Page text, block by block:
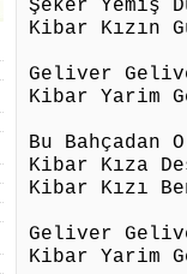
Şeker Yemiş
Kibar Kızın
Geliver
Kibar Yarim
Bu Bahçadan
Kibar Kıza
Kibar Kızı
Geliver
Kibar Yarim